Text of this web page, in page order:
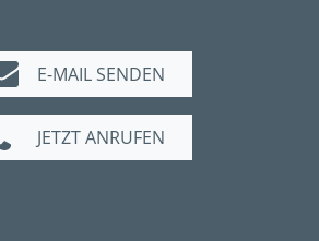
E-MAIL SENDEN
JETZT ANRUFEN